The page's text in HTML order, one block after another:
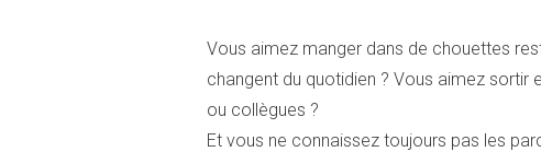
Vous aimez manger dans de chouettes
changent du quotidien ? Vous aimez sortir
ou collègues ?
Et vous ne connaissez toujours pas les